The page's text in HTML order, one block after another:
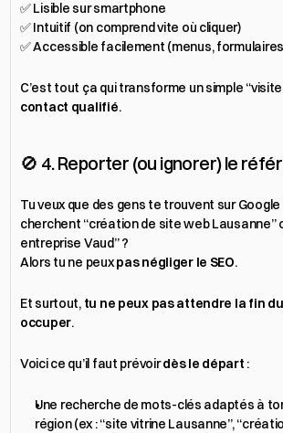
✅ Lisible sur smartphone
✅ Intuitif (on comprend vite où cliquer)
✅ Accessible facilement (menus,
contact qualifié.
🚫 4. Reporter (ou ignorer) le
Tu veux que des gens te trouvent sur Google
cherchent “création de site web Lausanne”
entreprise Vaud” ?
Alors tu ne peux pas négliger le SEO.
Et surtout, tu ne peux pas attendre la fin
occuper.
Voici ce qu’il faut prévoir dès le départ :
Une recherche de mots-clés adaptés à
région (ex : “site vitrine Lausanne”,